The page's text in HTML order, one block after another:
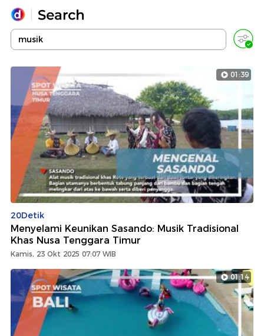
Yang sedang ramai dicari
Loading...
Promoted
Terakhir yang dicari
01:39
20Detik
Menyelami Keunikan Sasando: Musik Tradisional
Khas Nusa Tenggara Timur
Kamis, 23 Okt 2025 07:07 WIB
01:14